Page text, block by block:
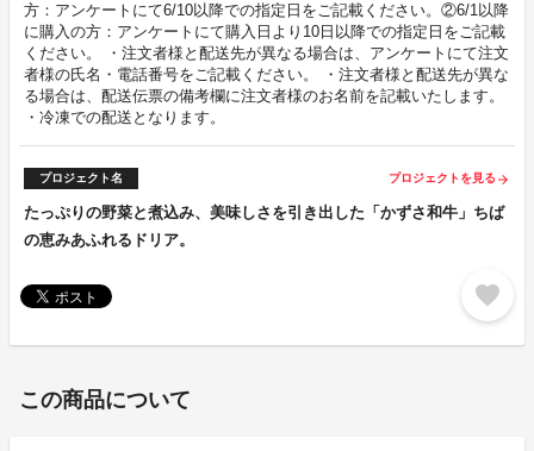
方：アンケートにて6/10以降での指定日をご記載ください。②6/1以降
に購入の方：アンケートにて購入日より10日以降での指定日をご記載
ください。 ・注文者様と配送先が異なる場合は、アンケートにて注文
者様の氏名・電話番号をご記載ください。 ・注文者様と配送先が異な
る場合は、配送伝票の備考欄に注文者様のお名前を記載いたします。
・冷凍での配送となります。
プロジェクト名 プロジェクトを見る arrow_forward
たっぷりの野菜と煮込み、美味しさを引き出した「かずさ和牛」ちば
の恵みあふれるドリア。
favorite
この商品について